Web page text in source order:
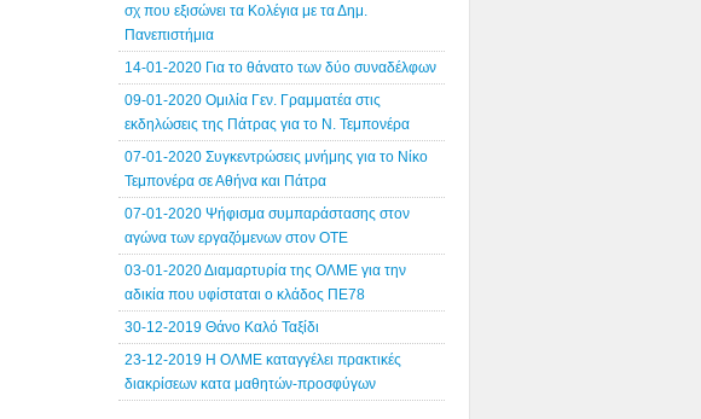
σχ που εξισώνει τα Κολέγια με τα Δημ.
Πανεπιστήμια
14-01-2020 Για το θάνατο των δύο συναδέλφων
09-01-2020 Ομιλία Γεν. Γραμματέα στις
εκδηλώσεις της Πάτρας για το Ν. Τεμπονέρα
07-01-2020 Συγκεντρώσεις μνήμης για το Νίκο
Τεμπονέρα σε Αθήνα και Πάτρα
07-01-2020 Ψήφισμα συμπαράστασης στον
αγώνα των εργαζόμενων στον ΟΤΕ
03-01-2020 Διαμαρτυρία της ΟΛΜΕ για την
αδικία που υφίσταται ο κλάδος ΠΕ78
30-12-2019 Θάνο Καλό Ταξίδι
23-12-2019 Η ΟΛΜΕ καταγγέλει πρακτικές
διακρίσεων κατα μαθητών-προσφύγων